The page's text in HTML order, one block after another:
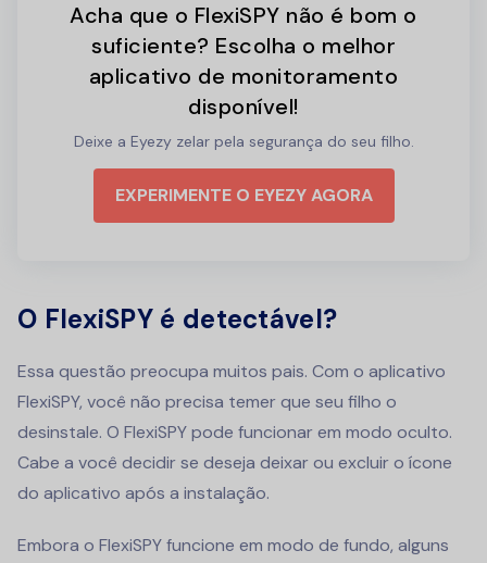
Acha que o FlexiSPY não é bom o
suficiente? Escolha o melhor
aplicativo de monitoramento
disponível!
Deixe a Eyezy zelar pela segurança do seu filho.
EXPERIMENTE O EYEZY AGORA
O FlexiSPY é detectável?
Essa questão preocupa muitos pais. Com o aplicativo
FlexiSPY, você não precisa temer que seu filho o
desinstale. O FlexiSPY pode funcionar em modo oculto.
Cabe a você decidir se deseja deixar ou excluir o ícone
do aplicativo após a instalação.
Embora o FlexiSPY funcione em modo de fundo, alguns